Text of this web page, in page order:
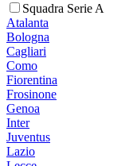
Squadra Serie A
Atalanta
Bologna
Cagliari
Como
Fiorentina
Frosinone
Genoa
Inter
Juventus
Lazio